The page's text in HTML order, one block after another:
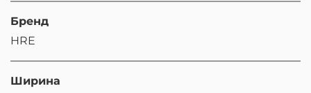
Бренд
HRE
Ширина